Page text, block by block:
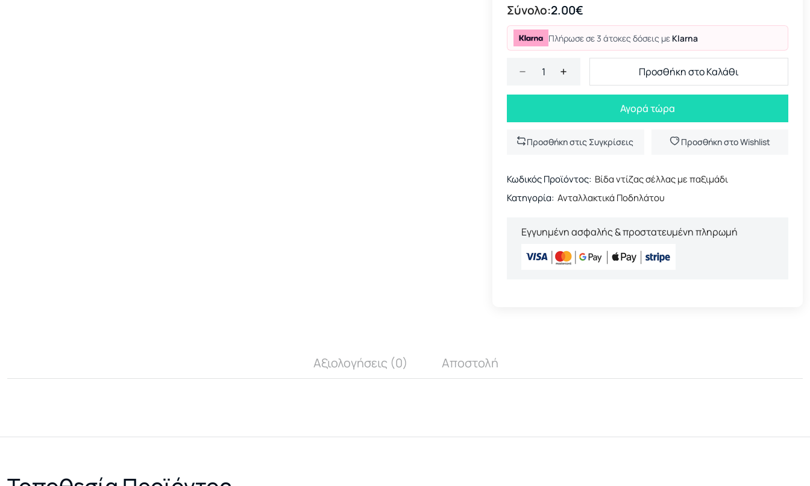
Σύνολο:2.00€
Πλήρωσε σε 3 άτοκες δόσεις με Klarna
Προσθήκη στο Καλάθι
Αγορά τώρα
Προσθήκη στις Συγκρίσεις Προσθήκη στο Wishlist
Κωδικός Προϊόντος: Βίδα ντίζας σέλλας με παξιμάδι
Κατηγορία: Ανταλλακτικά Ποδηλάτου
Εγγυημένη ασφαλής & προστατευμένη πληρωμή
Αξιολογήσεις (0) Αποστολή